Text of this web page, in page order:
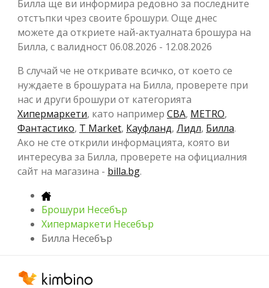
Билла ще ви информира редовно за последните
отстъпки чрез своите брошури. Още днес
можете да откриете най-актуалната брошура на
Билла, с валидност 06.08.2026 - 12.08.2026
В случай че не откривате всичко, от което се
нуждаете в брошурата на Билла, проверете при
нас и други брошури от категорията
Хипермаркети, като например CBA, METRO,
Фантастико, T Market, Кауфланд, Лидл, Билла.
Ако не сте открили информацията, която ви
интересува за Билла, проверете на официалния
сайт на магазина - billa.bg.
Брошури Несебър
Хипермаркети Несебър
Билла Несебър